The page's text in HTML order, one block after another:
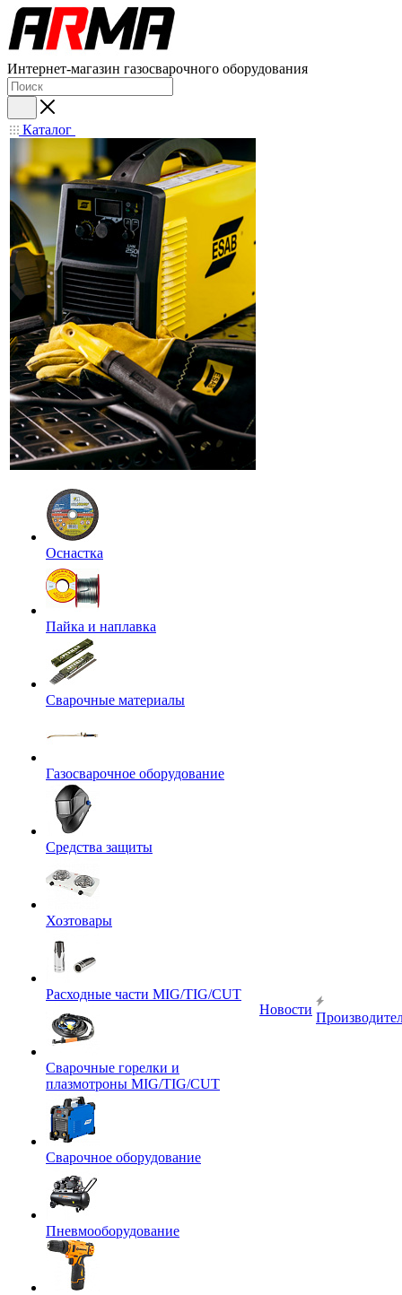
Интернет-магазин газосварочного оборудования
Каталог
Оснастка
Пайка и наплавка
Сварочные материалы
Газосварочное оборудование
Средства защиты
Хозтовары
Расходные части MIG/TIG/CUT
Сварочные горелки и
плазмотроны MIG/TIG/CUT
Сварочное оборудование
Пневмооборудование
Новости